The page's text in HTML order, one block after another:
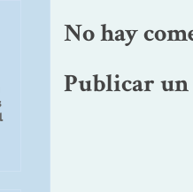
No hay
Publicar